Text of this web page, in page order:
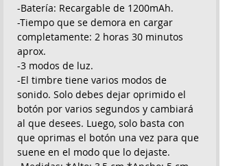
-Batería: Recargable de 1200mAh.
-Tiempo que se demora en cargar
completamente: 2 horas 30 minutos
aprox.
-3 modos de luz.
-El timbre tiene varios modos de
sonido. Solo debes dejar oprimido el
botón por varios segundos y cambiará
al que desees. Luego, solo basta con
que oprimas el botón una vez para que
suene en el modo que lo dejaste.